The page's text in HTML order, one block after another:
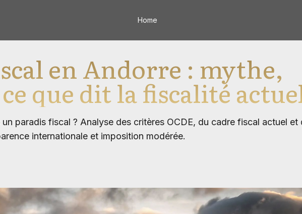
Home
en Andorre : mythe,
que dit la fiscalité
un paradis fiscal ? Analyse des critères OCDE, du cadre fiscal actuel et
internationale et imposition modérée.